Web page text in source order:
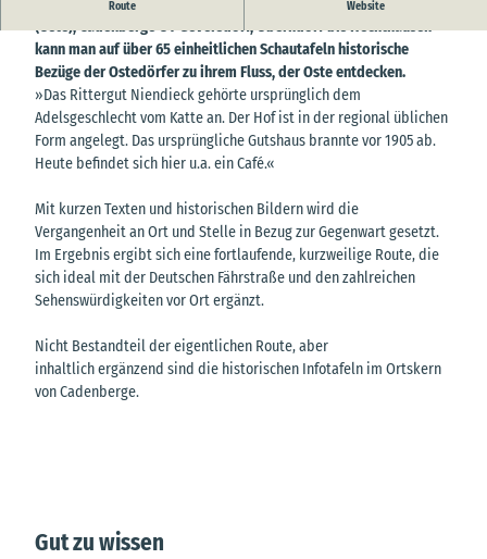
Route Website
Entlang der historischen Ostedeichroute von Belum über Neuhaus
(Oste), Cadenberge OT Geversdorf, Oberndorf bis Hechthausen
kann man auf über 65 einheitlichen Schautafeln historische
Bezüge der Ostedörfer zu ihrem Fluss, der Oste entdecken.
»Das Rittergut Niendieck gehörte ursprünglich dem
Adelsgeschlecht vom Katte an. Der Hof ist in der regional üblichen
Form angelegt. Das ursprüngliche Gutshaus brannte vor 1905 ab.
Heute befindet sich hier u.a. ein Café.«
Mit kurzen Texten und historischen Bildern wird die
Vergangenheit an Ort und Stelle in Bezug zur Gegenwart gesetzt.
Im Ergebnis ergibt sich eine fortlaufende, kurzweilige Route, die
sich ideal mit der Deutschen Fährstraße und den zahlreichen
Sehenswürdigkeiten vor Ort ergänzt.
Nicht Bestandteil der eigentlichen Route, aber
inhaltlich ergänzend sind die historischen Infotafeln im Ortskern
von Cadenberge.
Gut zu wissen